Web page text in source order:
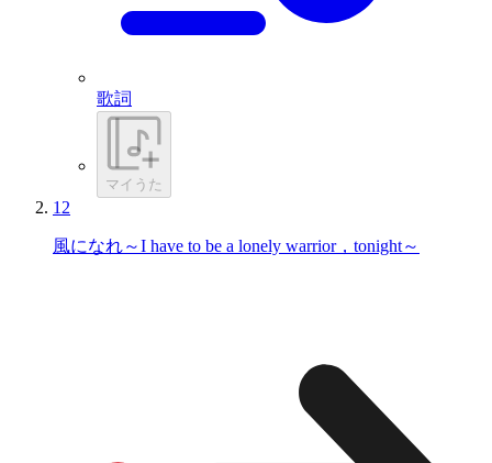
歌詞
マイうた
12
風になれ～I have to be a lonely warrior，tonight～